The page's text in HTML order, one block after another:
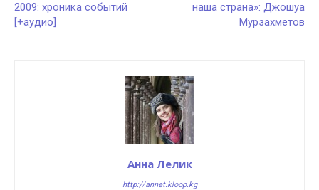
2009: хроника событий
[+аудио]
наша страна»: Джошуа
Мурзахметов
Анна Лелик
http://annet.kloop.kg